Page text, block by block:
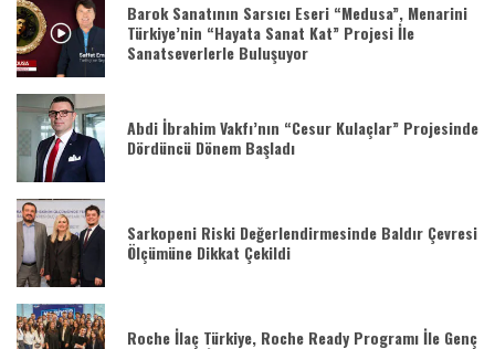
Barok Sanatının Sarsıcı Eseri “Medusa”, Menarini
Türkiye’nin “Hayata Sanat Kat” Projesi İle
Sanatseverlerle Buluşuyor
Abdi İbrahim Vakfı’nın “Cesur Kulaçlar” Projesinde
Dördüncü Dönem Başladı
Sarkopeni Riski Değerlendirmesinde Baldır Çevresi
Ölçümüne Dikkat Çekildi
Roche İlaç Türkiye, Roche Ready Programı İle Genç